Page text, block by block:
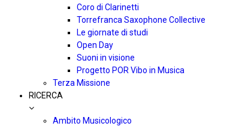
Coro di Clarinetti
Torrefranca Saxophone Collective
Le giornate di studi
Open Day
Suoni in visione
Progetto POR Vibo in Musica
Terza Missione
RICERCA
Ambito Musicologico